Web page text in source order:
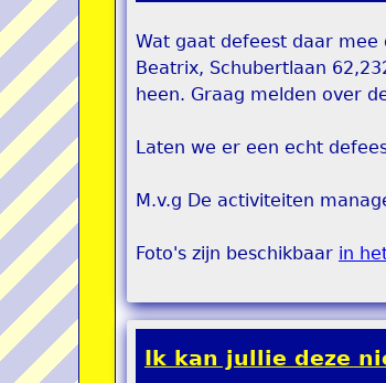
Wat gaat defeest daar mee
Beatrix, Schubertlaan
heen. Graag melden over
Laten we er een echt
M.v.g De activiteiten
Foto's zijn beschikbaar in
Ik kan jullie deze